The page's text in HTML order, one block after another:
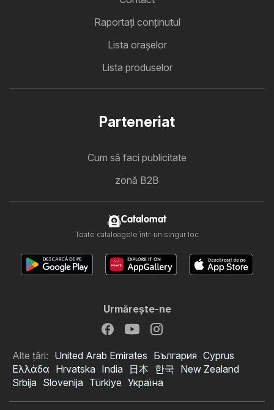
Raportați conținutul
Lista oraşelor
Lista produselor
Parteneriat
Cum să faci publicitate
zonă B2B
Catalomat
Toate cataloagele într-un singur loc
Urmăreşte-ne
Alte țări: United Arab Emirates България Cyprus
Ελλάδα Hrvatska India 日本 한국 New Zealand
Srbija Slovenija Türkiye Україна